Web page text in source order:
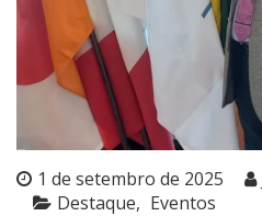
1 de setembro de 2025
Destaque
Eventos